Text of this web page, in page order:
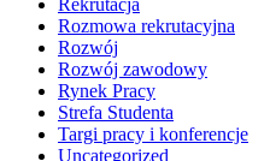
Rekrutacja
Rozmowa rekrutacyjna
Rozwój
Rozwój zawodowy
Rynek Pracy
Strefa Studenta
Targi pracy i konferencje
Uncategorized